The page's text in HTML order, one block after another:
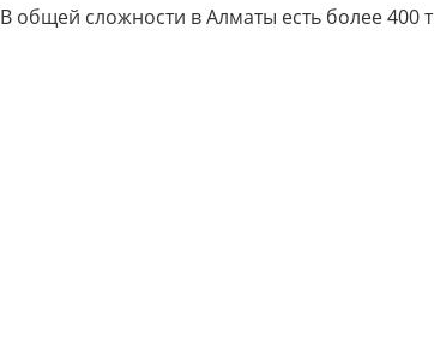
В общей сложности в Алматы есть более 400